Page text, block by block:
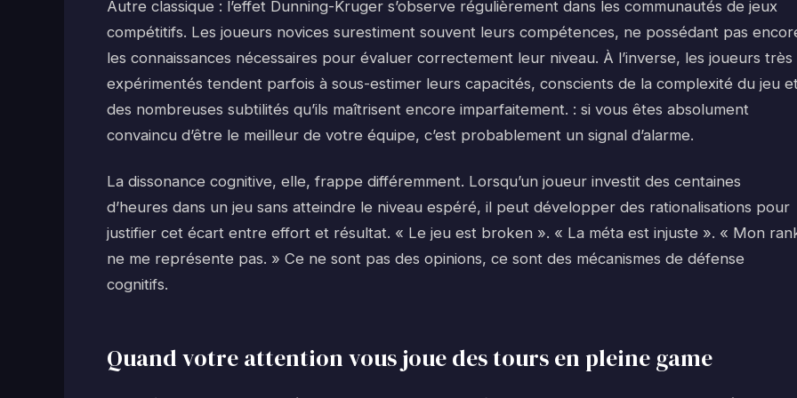
Autre classique : l’effet Dunning-Kruger s’observe régulièrement dans les communautés de jeux
compétitifs. Les joueurs novices surestiment souvent leurs compétences, ne possédant pas
les connaissances nécessaires pour évaluer correctement leur niveau. À l’inverse, les joueurs très
expérimentés tendent parfois à sous-estimer leurs capacités, conscients de la complexité du jeu
des nombreuses subtilités qu’ils maîtrisent encore imparfaitement. : si vous êtes absolument
convaincu d’être le meilleur de votre équipe, c’est probablement un signal d’alarme.
La dissonance cognitive, elle, frappe différemment. Lorsqu’un joueur investit des centaines
d’heures dans un jeu sans atteindre le niveau espéré, il peut développer des rationalisations pour
justifier cet écart entre effort et résultat. « Le jeu est broken ». « La méta est injuste ». « Mon
ne me représente pas. » Ce ne sont pas des opinions, ce sont des mécanismes de défense
cognitifs.
Quand votre attention vous joue des tours en pleine game